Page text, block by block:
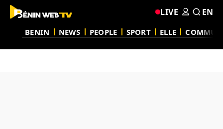
BENIN NEWS PEOPLE SPORT ELLE
LIVE EN